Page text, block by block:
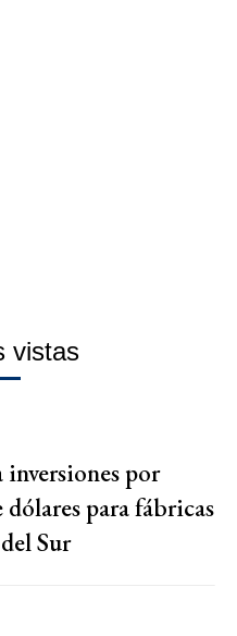
vistas
por
para fábricas
Sur